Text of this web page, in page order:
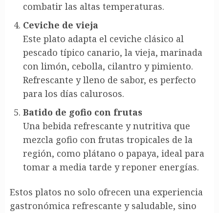
combatir las altas temperaturas.
Ceviche de vieja
Este plato adapta el ceviche clásico al
pescado típico canario, la vieja, marinada
con limón, cebolla, cilantro y pimiento.
Refrescante y lleno de sabor, es perfecto
para los días calurosos.
Batido de gofio con frutas
Una bebida refrescante y nutritiva que
mezcla gofio con frutas tropicales de la
región, como plátano o papaya, ideal para
tomar a media tarde y reponer energías.
Estos platos no solo ofrecen una experiencia
gastronómica refrescante y saludable, sino